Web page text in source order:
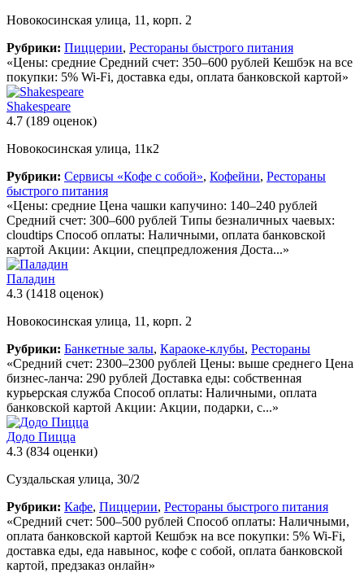
Новокосинская улица, 11, корп. 2
Рубрики: Пиццерии, Рестораны быстрого питания
«Цены: средние Средний счет: 350–600 рублей Кешбэк на все
покупки: 5% Wi-Fi, доставка еды, оплата банковской картой»
Shakespeare
4.7 (189 оценок)
Новокосинская улица, 11к2
Рубрики: Сервисы «Кофе с собой», Кофейни, Рестораны
быстрого питания
«Цены: средние Цена чашки капучино: 140–240 рублей
Средний счет: 300–600 рублей Типы безналичных чаевых:
cloudtips Способ оплаты: Наличными, оплата банковской
картой Акции: Акции, спецпредложения Доста...»
Паладин
4.3 (1418 оценок)
Новокосинская улица, 11, корп. 2
Рубрики: Банкетные залы, Караоке-клубы, Рестораны
«Средний счет: 2300–2300 рублей Цены: выше среднего Цена
бизнес-ланча: 290 рублей Доставка еды: собственная
курьерская служба Способ оплаты: Наличными, оплата
банковской картой Акции: Акции, подарки, с...»
Додо Пицца
4.3 (834 оценки)
Суздальская улица, 30/2
Рубрики: Кафе, Пиццерии, Рестораны быстрого питания
«Средний счет: 500–500 рублей Способ оплаты: Наличными,
оплата банковской картой Кешбэк на все покупки: 5% Wi-Fi,
доставка еды, еда навынос, кофе с собой, оплата банковской
картой, предзаказ онлайн»